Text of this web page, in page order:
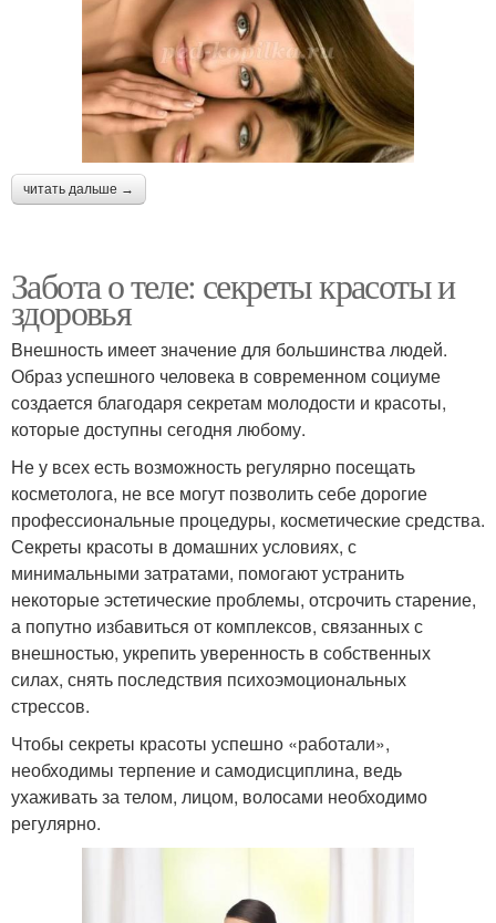
читать дальше →
Забота о теле: секреты красоты и
здоровья
Внешность имеет значение для большинства людей.
Образ успешного человека в современном социуме
создается благодаря секретам молодости и красоты,
которые доступны сегодня любому.
Не у всех есть возможность регулярно посещать
косметолога, не все могут позволить себе дорогие
профессиональные процедуры, косметические средства.
Секреты красоты в домашних условиях, с
минимальными затратами, помогают устранить
некоторые эстетические проблемы, отсрочить старение,
а попутно избавиться от комплексов, связанных с
внешностью, укрепить уверенность в собственных
силах, снять последствия психоэмоциональных
стрессов.
Чтобы секреты красоты успешно «работали»,
необходимы терпение и самодисциплина, ведь
ухаживать за телом, лицом, волосами необходимо
регулярно.